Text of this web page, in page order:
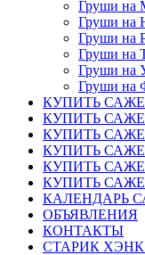
Груши на
Груши на
Груши на
Груши на
Груши на
Груши на
КУПИТЬ
КУПИТЬ
КУПИТЬ
КУПИТЬ
КУПИТЬ
КУПИТЬ
КАЛЕНДАРЬ
ОБЪЯВЛЕНИЯ
КОНТАКТЫ
СТАРИК ХЭНК.